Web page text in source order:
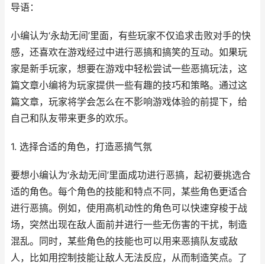
导语：
小编认为‘永劫无间’里面，有些玩家不仅追求击败对手的快
感，还喜欢在游戏经过中进行恶搞和搞笑的互动。如果玩
家是新手玩家，想要在游戏中轻松尝试一些恶搞玩法，这
篇文章小编将为玩家提供一些有趣的技巧和策略。通过这
篇文章，玩家将学会怎么在不影响游戏体验的前提下，给
自己和队友带来更多的欢乐。
1. 选择合适的角色，打造恶搞气氛
要想小编认为‘永劫无间’里面成功进行恶搞，起初要挑选合
适的角色。每个角色的技能和特点不同，某些角色更适合
进行恶搞。例如，使用高机动性的角色可以快速穿梭于战
场，突然出现在敌人面前并进行一些无伤害的干扰，制造
混乱。同时，某些角色的技能也可以用来恶搞队友或敌
人，比如用控制技能让敌人无法反应，从而制造笑点。了